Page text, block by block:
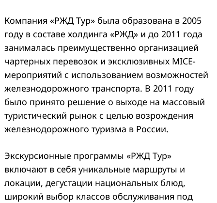
Компания «РЖД Тур» была образована в 2005
году в составе холдинга «РЖД» и до 2011 года
занималась преимущественно организацией
чартерных перевозок и эксклюзивных MICE-
мероприятий с использованием возможностей
железнодорожного транспорта. В 2011 году
было принято решение о выходе на массовый
туристический рынок с целью возрождения
железнодорожного туризма в России.
Экскурсионные программы «РЖД Тур»
включают в себя уникальные маршруты и
локации, дегустации национальных блюд,
широкий выбор классов обслуживания под